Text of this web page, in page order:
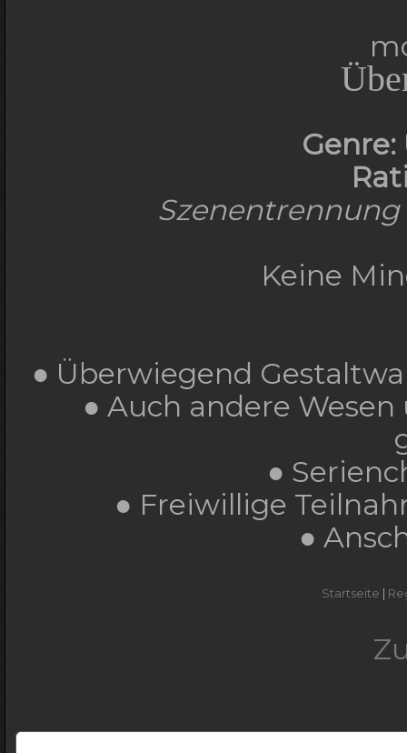
Genre:
Szenentrennung
Keine
● Überwiegend
● Auch andere
●
● Freiwillige
●
Startseite |